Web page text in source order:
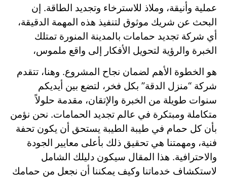
عملية وأنيقة، وملاذ للاسترخاء وتجديد الطاقة. إن
البحث عن شريك موثوق لتنفيذ هذه المهمة الدقيقة،
أي شركة تجديد حمامات بالمدينة المنورة تمتلك
الخبرة والرؤية لتحويل الأفكار إلى واقع ملموس،
هو الخطوة الأهم لضمان نجاح المشروع. وهنا، تتقدم
شركة “منزل الدقة” بكل فخر، لتضع بين أيديكم
سنوات طويلة من الخبرة والإتقان، مقدمة حلولاً
متكاملة ومبتكرة في عالم تجديد الحمامات. نحن نؤمن
بأن كل حمام في طيبة الطيبة يستحق أن يكون تحفة
فنية، ومهمتنا هي تحقيق ذلك بأعلى معايير الجودة
والاحترافية. هذا المقال سيكون دليلك الشامل
لاستكشاف خدماتنا وكيف يمكننا أن نجعل من حمامك